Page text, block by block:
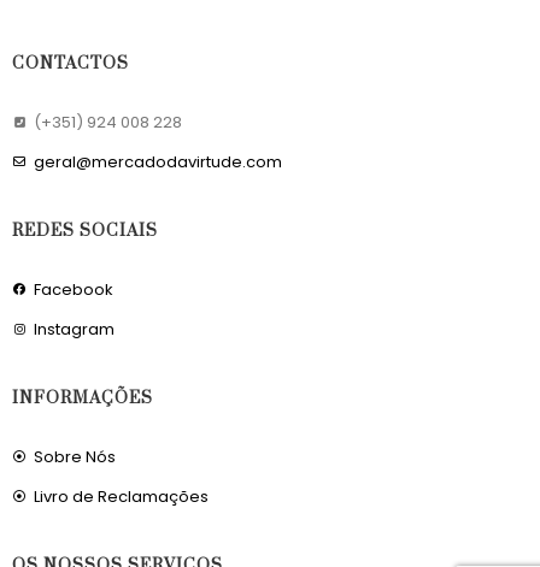
CONTACTOS
(+351) 924 008 228
geral@mercadodavirtude.com
REDES SOCIAIS
Facebook
Instagram
INFORMAÇÕES
Sobre Nós
Livro de Reclamações